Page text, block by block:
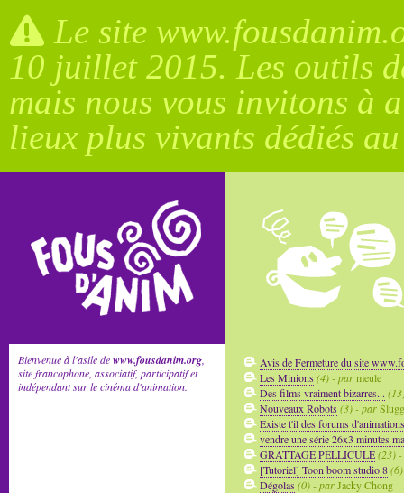
Le site
10 juillet 2015. Les outils
mais nous vous invitons à
lieux plus vivants dédiés
Bienvenue à l'asile dewww.fousdanim.org
site francophone, associatif, participatif et
indépendant sur le cinéma d'animation.
Avis de Fermeture du site
Les Minions(4) - parmeule
Des films vraiment bizarres...
Nouveaux Robots(3) - par
Existe t'il des forums d'animations
vendre une série 26x3 minutes
GRATTAGE PELLICULE(23)
[Tutoriel] Toon boom studio 8
Dégolas(0) - parJacky Chong